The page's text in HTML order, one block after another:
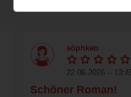
söphken
22.06.2026 –
Schöner Roman!